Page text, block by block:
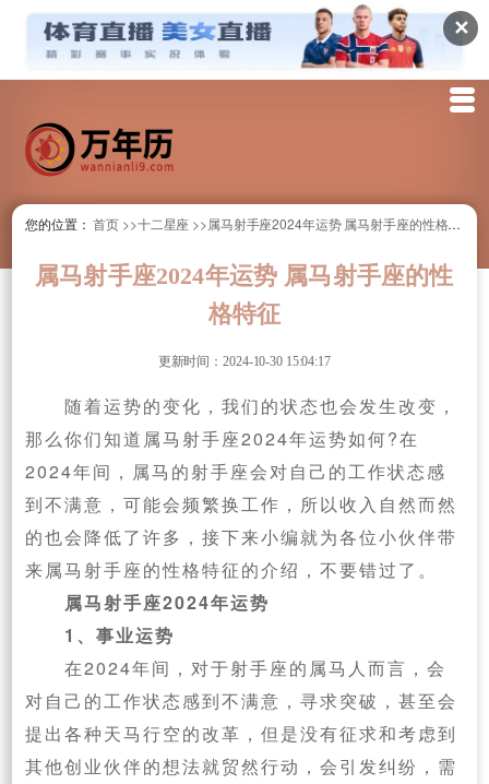
✕
您的位置：首页 >>十二星座 >>属马射手座2024年运势 属马射手座的性格特征
属马射手座2024年运势 属马射手座的性
格特征
更新时间：2024-10-30 15:04:17
随着运势的变化，我们的状态也会发生改变，
那么你们知道属马射手座2024年运势如何?在
2024年间，属马的射手座会对自己的工作状态感
到不满意，可能会频繁换工作，所以收入自然而然
的也会降低了许多，接下来小编就为各位小伙伴带
来属马射手座的性格特征的介绍，不要错过了。
属马射手座2024年运势
1、事业运势
在2024年间，对于射手座的属马人而言，会
对自己的工作状态感到不满意，寻求突破，甚至会
提出各种天马行空的改革，但是没有征求和考虑到
其他创业伙伴的想法就贸然行动，会引发纠纷，需